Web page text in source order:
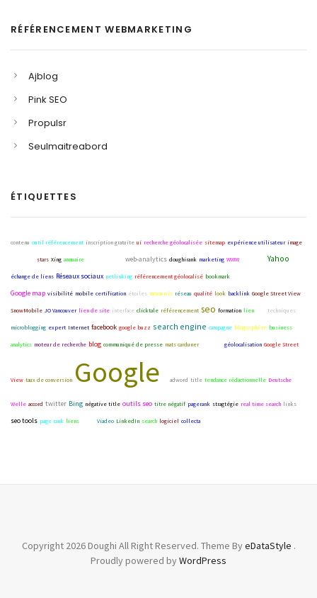
RÉFÉRENCEMENT WEBMARKETING
Ajblog
Pink SEO
Propulsr
Seulmaitreabord
ÉTIQUETTES
contenu outil référencement inscription gratuite ui recherche géolocalisée sitemap expérience utilisateur image
stars Xing annuaire web-analytics doughirank marketing WWW Yahoo
échange de liens Réseaux sociaux netlinking référencement géolocalisé bookmark
Google map visibilité mobile certification étoiles raccourcis réseau qualité look backlink Google Street View
SnowMobile JO Vancouver lien de site interface clicktale référencement seo formation lien techniques
microblogging expert Internet facebook google buzz search engine campagne blogosphère business
analytics moteur de recherche blog communiqué de presse mats carduner géolocalisation Google Street
View taux de conversion Google adword title tendance rédactionnelle Deutsche
Welle accord twitter Bing négative title outils seo titre négatif pagerank stragtégie real time search links
seo tools page rank liens Viadeo LinkedIn search logiciel collecta
Copyright 2026 Doughi All Right Reserved. Theme ByeDataStyle .
Proudly powered byWordPress